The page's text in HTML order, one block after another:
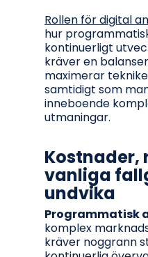
Rollen för digital
hur
kontinuerligt
kräver en
maximerar
samtidigt som
inneboende
utmaningar.
Kostnader,
vanliga
undvika
Programmatisk
komplex
kräver noggrann